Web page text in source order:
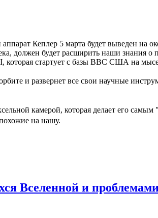
Кеплер 5 марта будет выведен на
должен будет расширить наши знания
которая стартует с базы ВВС США на
и развернет все свои научные
камерой, которая делает его
похожие на нашу.
Вселенной и